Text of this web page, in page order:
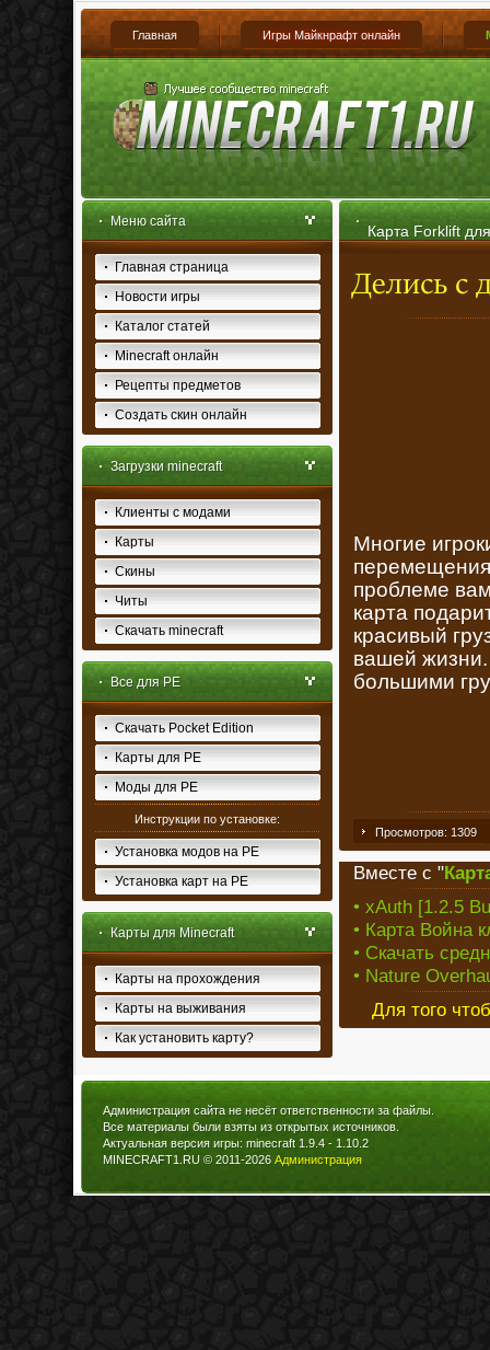
Главная Игры Майкнрафт онлайн
Меню сайта
Главная страница
Новости игры
Каталог статей
Minecraft онлайн
Рецепты предметов
Создать скин онлайн
Загрузки minecraft
Клиенты с модами
Карты
Скины
Читы
Скачать minecraft
Все для PE
Скачать Pocket Edition
Карты для PE
Моды для PE
Инструкции по установке:
Установка модов на PE
Установка карт на PE
Карты для Minecraft
Карты на прохождения
Карты на выживания
Как установить карту?
Карта Forklift
Многие
перемещения
проблеме
карта
красивый
вашей жизни.
большими
Просмотров: 1309
Вместе с "
• xAuth [1.2.5
• Карта Война
• Скачать
• Nature
Для того
Администрация сайта не несёт ответственности за файлы.
Все материалы были взяты из открытых источников.
Актуальная версия игры: minecraft 1.9.4 - 1.10.2
MINECRAFT1.RU © 2011-2026 Администрация